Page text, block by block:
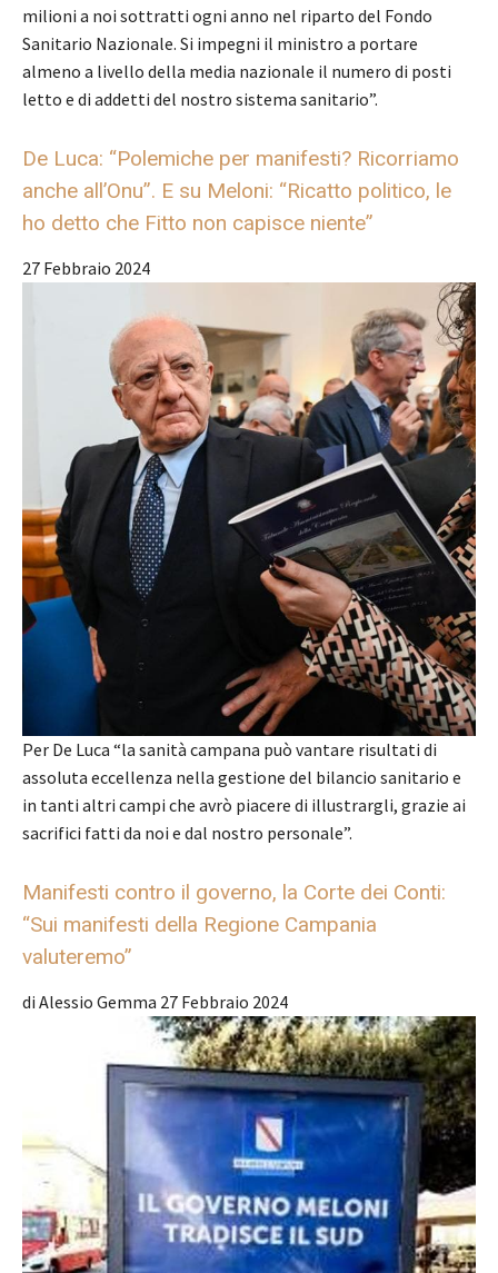
milioni a noi sottratti ogni anno nel riparto del Fondo
Sanitario Nazionale. Si impegni il ministro a portare
almeno a livello della media nazionale il numero di posti
letto e di addetti del nostro sistema sanitario”.
De Luca: “Polemiche per manifesti? Ricorriamo
anche all’Onu”. E su Meloni: “Ricatto politico, le
ho detto che Fitto non capisce niente”
27 Febbraio 2024
Per De Luca “la sanità campana può vantare risultati di
assoluta eccellenza nella gestione del bilancio sanitario e
in tanti altri campi che avrò piacere di illustrargli, grazie ai
sacrifici fatti da noi e dal nostro personale”.
Manifesti contro il governo, la Corte dei Conti:
“Sui manifesti della Regione Campania
valuteremo”
di Alessio Gemma 27 Febbraio 2024